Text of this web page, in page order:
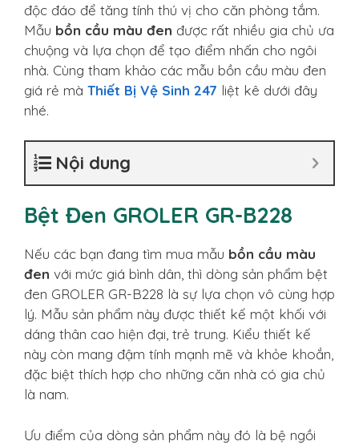
độc đáo để tăng tính thú vị cho căn phòng tắm.
Mẫu bồn cầu màu đen được rất nhiều gia chủ ưa
chuộng và lựa chọn để tạo điểm nhấn cho ngôi
nhà. Cùng tham khảo các mẫu bồn cầu màu đen
giá rẻ mà Thiết Bị Vệ Sinh 247 liệt kê dưới đây
nhé.
Nội dung
Bệt Đen GROLER GR-B228
Nếu các bạn đang tìm mua mẫu bồn cầu màu
đen với mức giá bình dân, thì dòng sản phẩm bệt
đen GROLER GR-B228 là sự lựa chọn vô cùng hợp
lý. Mẫu sản phẩm này được thiết kế một khối với
dáng thân cao hiện đại, trẻ trung. Kiểu thiết kế
này còn mang đậm tính mạnh mẽ và khỏe khoắn,
đặc biệt thích hợp cho những căn nhà có gia chủ
là nam.
Ưu điểm của dòng sản phẩm này đó là bệ ngồi